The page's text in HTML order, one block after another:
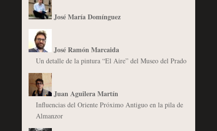
José María Domínguez
José Ramón Marcaida
Un detalle de la pintura “El Aire” del Museo del Prado
Juan Aguilera Martín
Influencias del Oriente Próximo Antiguo en la pila de
Almanzor